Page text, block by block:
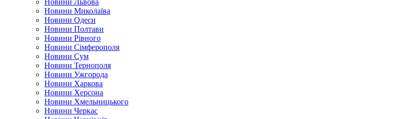
Новини Львова
Новини Миколаїва
Новини Одеси
Новини Полтави
Новини Рівного
Новини Сімферополя
Новини Сум
Новини Тернополя
Новини Ужгорода
Новини Харкова
Новини Херсона
Новини Хмельницького
Новини Черкас